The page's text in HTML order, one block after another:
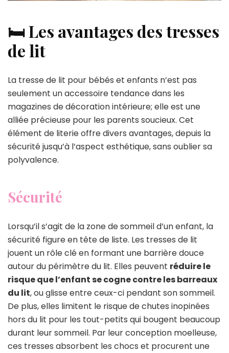
🛏️ Les avantages des tresses
de lit
La tresse de lit pour bébés et enfants n’est pas
seulement un accessoire tendance dans les
magazines de décoration intérieure; elle est une
alliée précieuse pour les parents soucieux. Cet
élément de literie offre divers avantages, depuis la
sécurité jusqu’à l’aspect esthétique, sans oublier sa
polyvalence.
Sécurité
Lorsqu’il s’agit de la zone de sommeil d’un enfant, la
sécurité figure en tête de liste. Les tresses de lit
jouent un rôle clé en formant une barrière douce
autour du périmètre du lit. Elles peuvent réduire le
risque que l’enfant se cogne contre les barreaux
du lit, ou glisse entre ceux-ci pendant son sommeil.
De plus, elles limitent le risque de chutes inopinées
hors du lit pour les tout-petits qui bougent beaucoup
durant leur sommeil. Par leur conception moelleuse,
ces tresses absorbent les chocs et procurent une